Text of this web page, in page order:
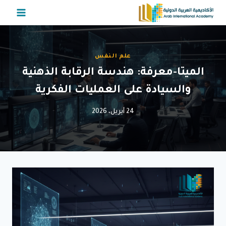
التجاوز
علم النفس
الميتا-معرفة: هندسة الرقابة الذهنية
والسيادة على العمليات الفكرية
24 أبريل، 2026